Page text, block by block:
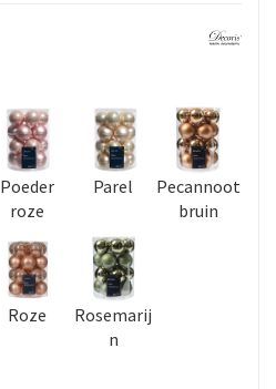
Poeder
roze
Parel
Pecannoot
bruin
Roze
Rosemarij
n